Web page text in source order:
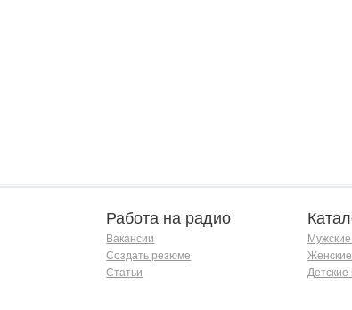
Работа на радио
Вакансии
Создать резюме
Статьи
Женские
Детские